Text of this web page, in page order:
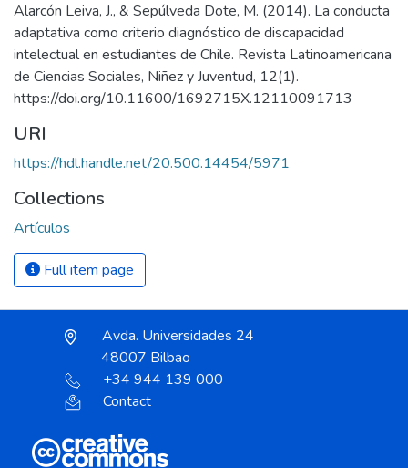
Alarcón Leiva, J., & Sepúlveda Dote, M. (2014). La conducta
adaptativa como criterio diagnóstico de discapacidad
intelectual en estudiantes de Chile. Revista Latinoamericana
de Ciencias Sociales, Niñez y Juventud, 12(1).
https://doi.org/10.11600/1692715X.12110091713
URI
https://hdl.handle.net/20.500.14454/5971
Collections
Artículos
Full item page
Avda. Universidades 24
48007 Bilbao
+34 944 139 000
Contact